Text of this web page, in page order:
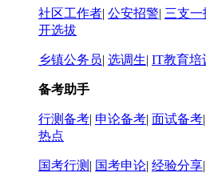
社区工作者| 公安招警| 三支一
开选拔
乡镇公务员| 选调生| IT教育培
备考助手
行测备考| 申论备考| 面试备考|
热点
国考行测 | 国考申论| 经验分享|